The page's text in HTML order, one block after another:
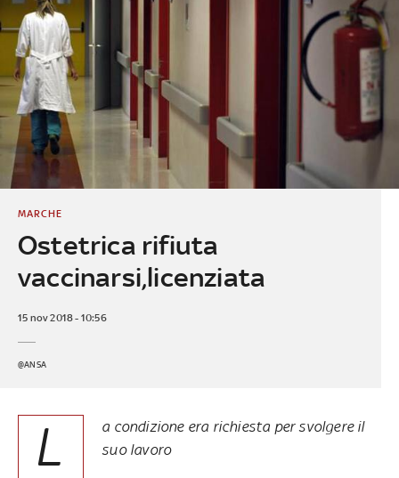
Ostetrica rifiuta
vaccinarsi,licenziata
MARCHE
15 nov 2018 - 10:56
@ANSA
L
a condizione era richiesta per svolgere il
suo lavoro